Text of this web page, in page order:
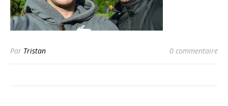
Par Tristan 0 commentaire